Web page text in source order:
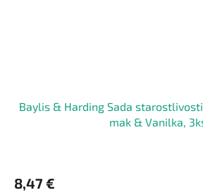
Baylis & Harding Sada
mak & Vanilka,
8,47 €